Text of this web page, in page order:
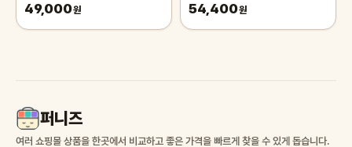
49,000원 54,400원
퍼니즈
여러 쇼핑몰 상품을 한곳에서 비교하고 좋은 가격을 빠르게 찾을 수 있게 돕습니다.